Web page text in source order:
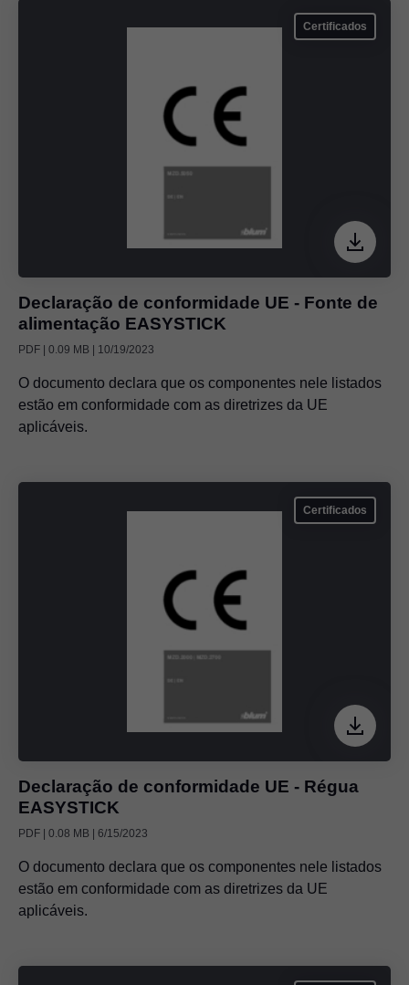
Certificados
Declaração de conformidade UE - Fonte de
alimentação EASYSTICK
PDF | 0.09 MB | 10/19/2023
O documento declara que os componentes nele listados
estão em conformidade com as diretrizes da UE
aplicáveis.
Certificados
Declaração de conformidade UE - Régua
EASYSTICK
PDF | 0.08 MB | 6/15/2023
O documento declara que os componentes nele listados
estão em conformidade com as diretrizes da UE
aplicáveis.